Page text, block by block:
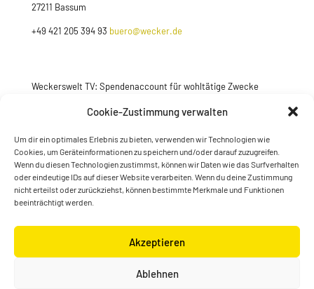
Cookie-Zustimmung verwalten
Um dir ein optimales Erlebnis zu bieten, verwenden wir Technologien wie
Cookies, um Geräteinformationen zu speichern und/oder darauf zuzugreifen.
Wenn du diesen Technologien zustimmst, können wir Daten wie das Surfverhalten
oder eindeutige IDs auf dieser Website verarbeiten. Wenn du deine Zustimmung
nicht erteilst oder zurückziehst, können bestimmte Merkmale und Funktionen
beeinträchtigt werden.
Akzeptieren
Ablehnen
27211 Bassum
+49 421 205 394 93 buero@wecker.de
Weckerswelt TV: Spendenaccount für wohltätige Zwecke
Jetzt spenden
© Konstantin Wecker | gestaltet von